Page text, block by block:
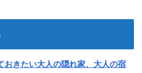
おきたい大人の隠れ家、大人の宿